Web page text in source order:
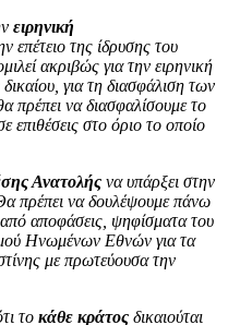
ειρηνική
επέτειο της ίδρυσης του
ακριβώς για την ειρηνική
για τη διασφάλιση των
πρέπει να διασφαλίσουμε το
επιθέσεις στο όριο το οποίο
Ανατολής να υπάρξει στην
πρέπει να δουλέψουμε πάνω
αποφάσεις, ψηφίσματα του
Ηνωμένων Εθνών για τα
με πρωτεύουσα την
το κάθε κράτος δικαιούται